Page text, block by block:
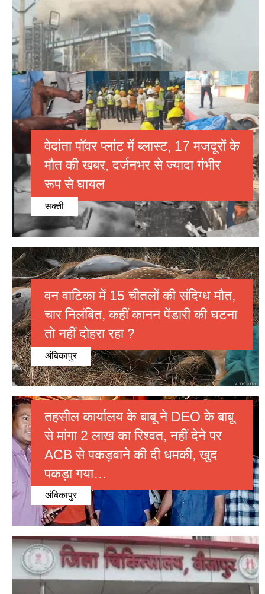
वेदांता पॉवर प्लांट में ब्लास्ट, 17 मजदूरों के
मौत की खबर, दर्जनभर से ज्यादा गंभीर
रूप से घायल
सक्ती
वन वाटिका में 15 चीतलों की संदिग्ध मौत,
चार निलंबित, कहीं कानन पेंडारी की घटना
तो नहीं दोहरा रहा ?
अंबिकापुर
तहसील कार्यालय के बाबू ने DEO के बाबू
से मांगा 2 लाख का रिश्वत, नहीं देने पर
ACB से पकड़वाने की दी धमकी, खुद
पकड़ा गया…
अंबिकापुर